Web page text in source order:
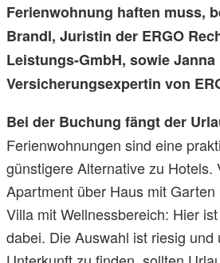
Ferienwohnung haften muss,
Brandl, Juristin der ERGO
Leistungs-GmbH, sowie Janna
Versicherungsexpertin von
Bei der Buchung fängt der
Ferienwohnungen sind eine
günstigere Alternative zu Hotels.
Apartment über Haus mit
Villa mit Wellnessbereich: Hier
dabei. Die Auswahl ist riesig und